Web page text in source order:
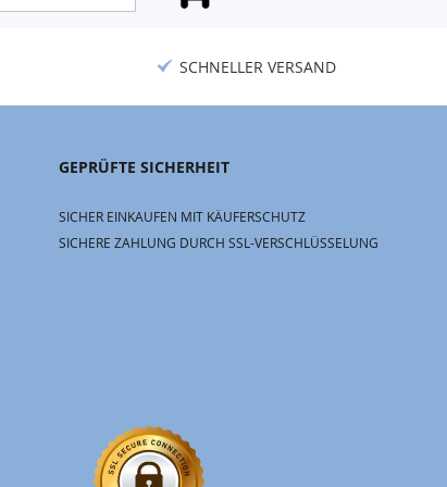
SCHNELLER VERSAND
GEPRÜFTE SICHERHEIT
SICHER EINKAUFEN MIT KÄUFERSCHUTZ
SICHERE ZAHLUNG DURCH SSL-VERSCHLÜSSELUNG